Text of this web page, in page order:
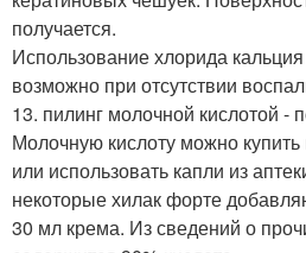
получается.
Использование хлорида
возможно при отсутствии
13. пилинг молочной кислотой -
Молочную кислоту можно купить
или использовать капли из
некоторые хилак форте
30 мл крема. Из сведений о